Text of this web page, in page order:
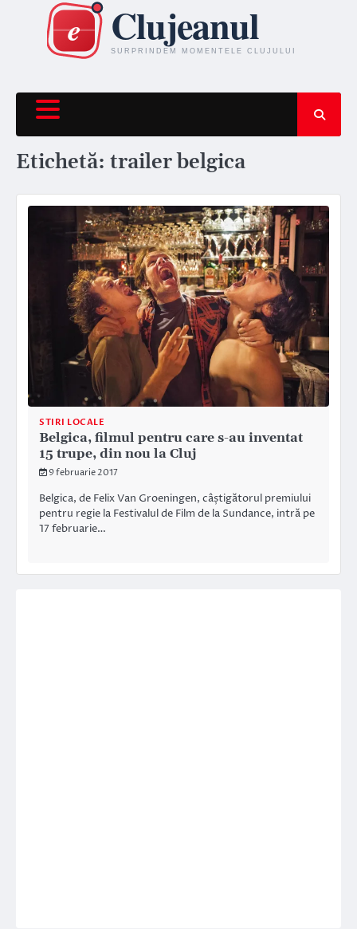
content
Etichetă: trailer belgica
STIRI LOCALE
Belgica, filmul pentru care s-au inventat
15 trupe, din nou la Cluj
9 februarie 2017
Belgica, de Felix Van Groeningen, câștigătorul premiului
pentru regie la Festivalul de Film de la Sundance, intră pe
17 februarie…